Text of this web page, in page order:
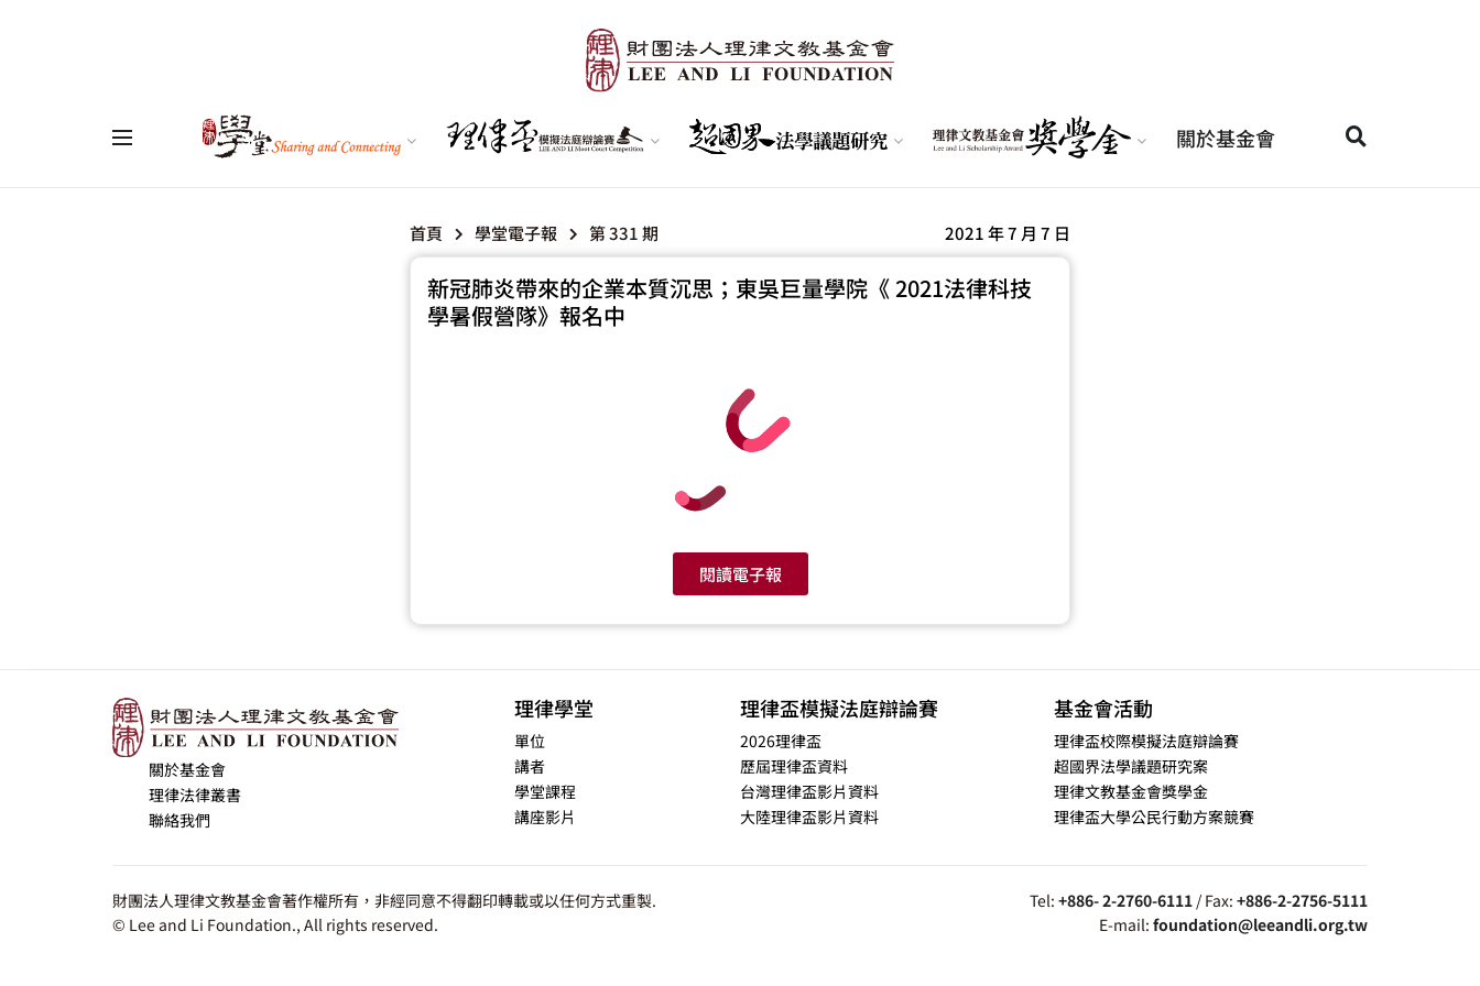
關於基金會
首頁 學堂電子報 第 331 期 2021 年 7 月 7 日
新冠肺炎帶來的企業本質沉思；東吳巨量學院《 2021法律科技
學暑假營隊》報名中
閱讀電子報
關於基金會
理律法律叢書
聯絡我們
理律學堂
單位
講者
學堂課程
講座影片
理律盃模擬法庭辯論賽
2026理律盃
歷屆理律盃資料
台灣理律盃影片資料
大陸理律盃影片資料
基金會活動
理律盃校際模擬法庭辯論賽
超國界法學議題研究案
理律文教基金會獎學金
理律盃大學公民行動方案競賽
財團法人理律文教基金會著作權所有，非經同意不得翻印轉載或以任何方式重製.
© Lee and Li Foundation., All rights reserved.
Tel: +886- 2-2760-6111 / Fax: +886-2-2756-5111
E-mail: foundation@leeandli.org.tw